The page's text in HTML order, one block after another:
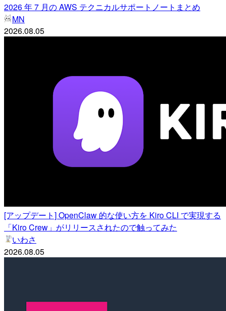
2026 年 7 月の AWS テクニカルサポートノートまとめ
MN
2026.08.05
[アップデート] OpenClaw 的な使い方を Kiro CLI で実現する
「Kiro Crew」がリリースされたので触ってみた
いわさ
2026.08.05